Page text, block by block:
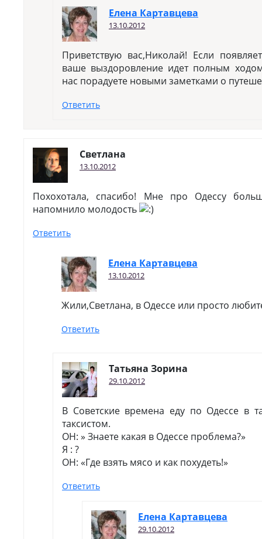
Елена Картавцева
13.10.2012
Приветствую вас,Николай! Если
ваше выздоровление идет полным
нас порадуете новыми заметками о
Ответить
Светлана
13.10.2012
Похохотала, спасибо! Мне про Одессу
напомнило молодость
Ответить
Елена Картавцева
13.10.2012
Жили,Светлана, в Одессе или просто
Ответить
Татьяна Зорина
29.10.2012
В Советские времена еду по Одессе в
таксистом.
ОН: » Знаете какая в Одессе проблема?»
Я : ?
ОН: «Где взять мясо и как похудеть!»
Ответить
Елена Картавцева
29.10.2012